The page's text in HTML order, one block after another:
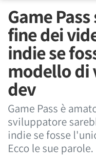
Game
fine dei
indie se
modello di
dev
Game Pass è
sviluppatore
indie se fosse
Ecco le sue parole.